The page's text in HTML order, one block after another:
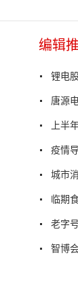
编辑
锂电
唐源
上半
疫情
城市
临期
老字
智博